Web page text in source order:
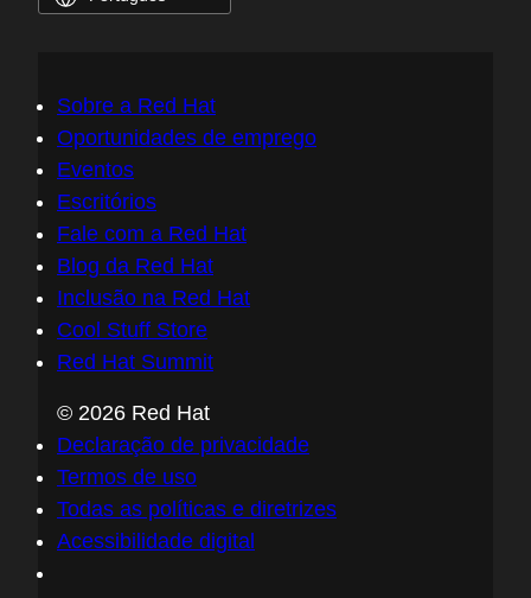
Sobre a Red Hat
Oportunidades de emprego
Eventos
Escritórios
Fale com a Red Hat
Blog da Red Hat
Inclusão na Red Hat
Cool Stuff Store
Red Hat Summit
© 2026 Red Hat
Declaração de privacidade
Termos de uso
Todas as políticas e diretrizes
Acessibilidade digital